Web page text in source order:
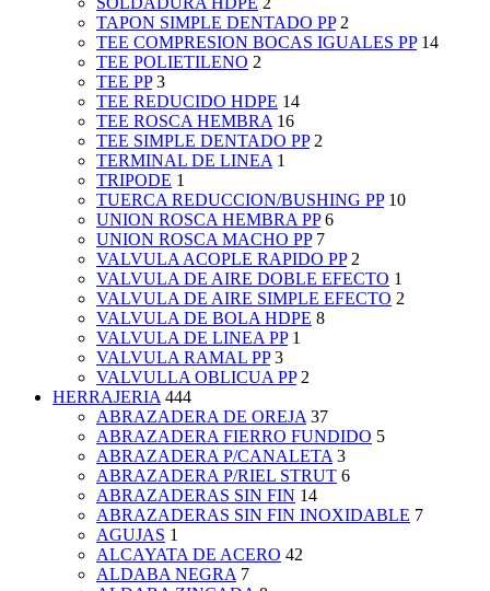
TAPON SIMPLE DENTADO PP 2
TEE COMPRESION BOCAS IGUALES PP 14
TEE POLIETILENO 2
TEE PP 3
TEE REDUCIDO HDPE 14
TEE ROSCA HEMBRA 16
TEE SIMPLE DENTADO PP 2
TERMINAL DE LINEA 1
TRIPODE 1
TUERCA REDUCCION/BUSHING PP 10
UNION ROSCA HEMBRA PP 6
UNION ROSCA MACHO PP 7
VALVULA ACOPLE RAPIDO PP 2
VALVULA DE AIRE DOBLE EFECTO 1
VALVULA DE AIRE SIMPLE EFECTO 2
VALVULA DE BOLA HDPE 8
VALVULA DE LINEA PP 1
VALVULA RAMAL PP 3
VALVULLA OBLICUA PP 2
HERRAJERIA 444
ABRAZADERA DE OREJA 37
ABRAZADERA FIERRO FUNDIDO 5
ABRAZADERA P/CANALETA 3
ABRAZADERA P/RIEL STRUT 6
ABRAZADERAS SIN FIN 14
ABRAZADERAS SIN FIN INOXIDABLE 7
AGUJAS 1
ALCAYATA DE ACERO 42
ALDABA NEGRA 7